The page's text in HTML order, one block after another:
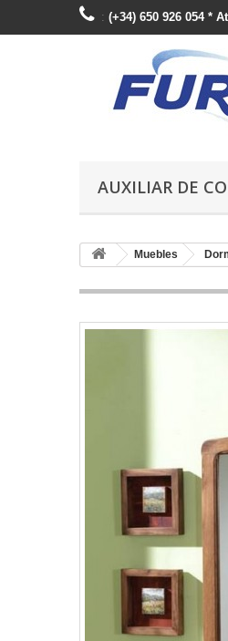
: (+34) 650 926 054 *
AUXILIAR DE
Muebles